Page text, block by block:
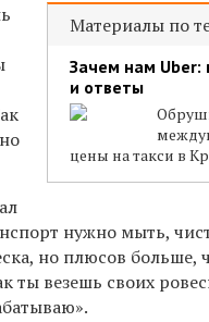
Материалы по
Зачем нам Uber:
и ответы
цены на такси в
нужно мыть,
но плюсов больше,
ты везешь своих